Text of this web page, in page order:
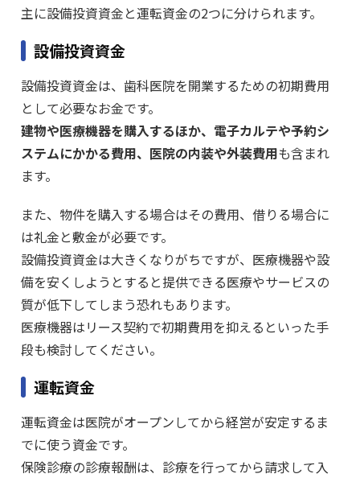
主に設備投資資金と運転資金の2つに分けられます。
設備投資資金
設備投資資金は、歯科医院を開業するための初期費用
として必要なお金です。
建物や医療機器を購入するほか、電子カルテや予約シ
ステムにかかる費用、医院の内装や外装費用も含まれ
ます。
また、物件を購入する場合はその費用、借りる場合に
は礼金と敷金が必要です。
設備投資資金は大きくなりがちですが、医療機器や設
備を安くしようとすると提供できる医療やサービスの
質が低下してしまう恐れもあります。
医療機器はリース契約で初期費用を抑えるといった手
段も検討してください。
運転資金
運転資金は医院がオープンしてから経営が安定するま
でに使う資金です。
保険診療の診療報酬は、診療を行ってから請求して入